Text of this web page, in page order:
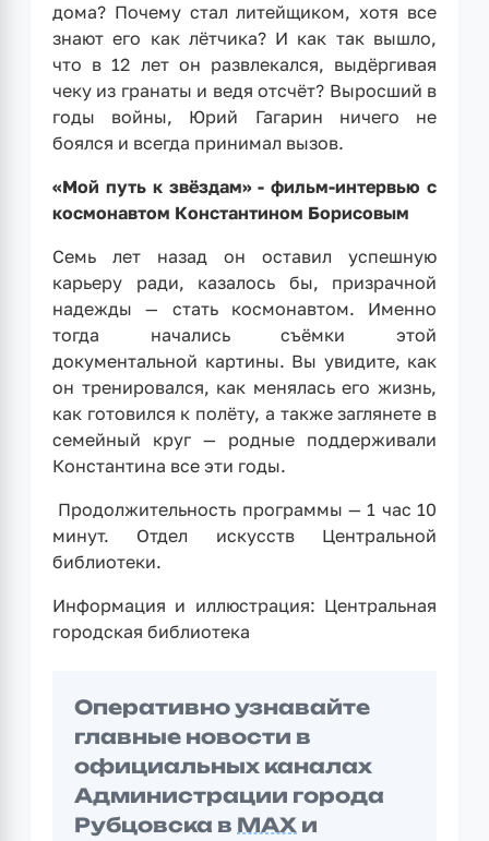
дома? Почему стал литейщиком, хотя все
знают его как лётчика? И как так вышло,
что в 12 лет он развлекался, выдёргивая
чеку из гранаты и ведя отсчёт? Выросший в
годы войны, Юрий Гагарин ничего не
боялся и всегда принимал вызов.
«Мой путь к звёздам» - фильм-интервью с
космонавтом Константином Борисовым
Семь лет назад он оставил успешную
карьеру ради, казалось бы, призрачной
надежды — стать космонавтом. Именно
тогда начались съёмки этой
документальной картины. Вы увидите, как
он тренировался, как менялась его жизнь,
как готовился к полёту, а также заглянете в
семейный круг — родные поддерживали
Константина все эти годы.
Продолжительность программы — 1 час 10
минут. Отдел искусств Центральной
библиотеки.
Информация и иллюстрация: Центральная
городская библиотека
Оперативно узнавайте
главные новости в
официальных каналах
Администрации города
Рубцовска в MAX и